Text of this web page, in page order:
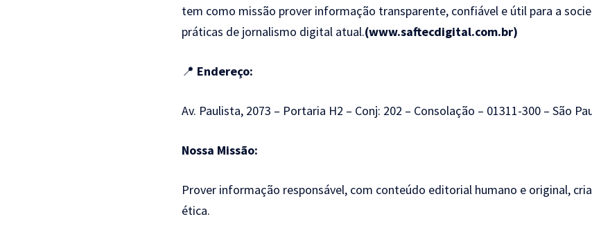
tem como missão prover informação transparente, confiável e útil para a
práticas de jornalismo digital atual.(www.saftecdigital.com.br)
📍 Endereço:
Av. Paulista, 2073 – Portaria H2 – Conj: 202 – Consolação – 01311-300 – São
Nossa Missão:
Prover informação responsável, com conteúdo editorial humano e original,
ética.